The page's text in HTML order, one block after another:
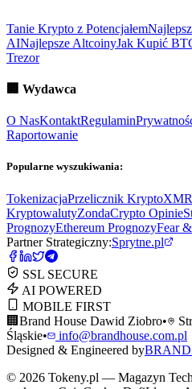
Tanie Krypto z Potencjałem
AINajlepsze AltcoinyJak Kupić
Trezor
🏢 Wydawca
O NasKontaktRegulamin
Raportowanie
Popularne wyszukiwania:
TokenizacjaPrzelicznik Krypto
KryptowalutyZondaCrypto Opinie
PrognozyEthereum PrognozyFear
Partner Strategiczny:Sprytne.pl
SSL SECURE
AI POWERED
MOBILE FIRST
🏢 Brand House Dawid Ziobro•
Śląskie•
info@brandhouse.com.pl
Designed & Engineered by
© 2026 Tokeny.pl — Magazyn